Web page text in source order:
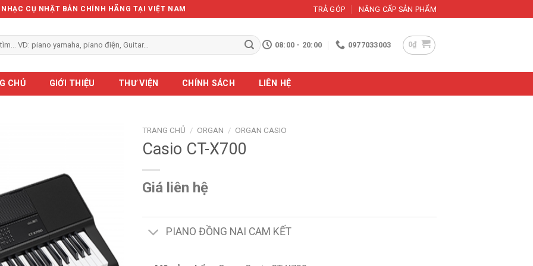
CỤ NHẬT BẢN CHÍNH HÃNG TẠI VIỆT NAM TRẢ GÓP NÂNG CẤP SẢN PHẨM
08:00 - 20:00 0977033003 0₫
CHỦ GIỚI THIỆU THƯ VIỆN CHÍNH SÁCH LIÊN HỆ
TRANG CHỦ / ORGAN / ORGAN CASIO
Casio CT-X700
Giá liên hệ
PIANO ĐỒNG NAI CAM KẾT